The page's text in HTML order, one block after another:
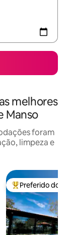
melhores
Manso
foram
limpeza e
Entre os
Preferido dos